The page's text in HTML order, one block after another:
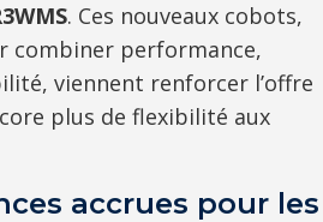
. Ces nouveaux cobots,
combiner performance,
viennent renforcer l’offre
plus de flexibilité aux
accrues pour les